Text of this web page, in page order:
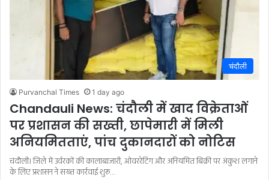
चंदौली
Purvanchal Times 1 day ago
Chandauli News: चंदौली में खाद विक्रेताओं
पर प्रशासन की सख्ती, छापेमारी में मिली
अनियमितताएं, पांच दुकानदारों को नोटिस
चंदौली। जिले में उर्वरकों की कालाबाजारी, ओवररेटिंग और अनियमित बिक्री पर अंकुश लगाने
के लिए प्रशासन ने सख्त कार्रवाई शुरू…